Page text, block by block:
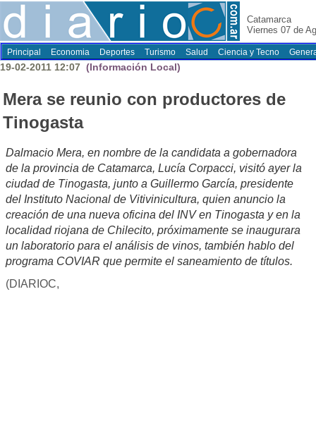
Catamarca
Viernes 07 de
Principal Economia Deportes Turismo Salud Ciencia y Tecno
19-02-2011 12:07 (Información Local)
Mera se reunio con productores de
Tinogasta
Dalmacio Mera, en nombre de la candidata a gobernadora
de la provincia de Catamarca, Lucía Corpacci, visitó ayer la
ciudad de Tinogasta, junto a Guillermo García, presidente
del Instituto Nacional de Vitivinicultura, quien anuncio la
creación de una nueva oficina del INV en Tinogasta y en la
localidad riojana de Chilecito, próximamente se inaugurara
un laboratorio para el análisis de vinos, también hablo del
programa COVIAR que permite el saneamiento de títulos.
(DIARIOC,